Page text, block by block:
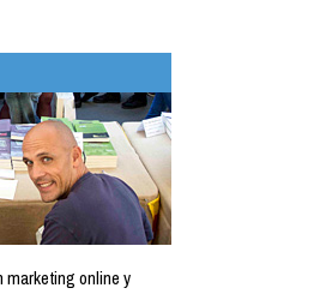
marketing online y